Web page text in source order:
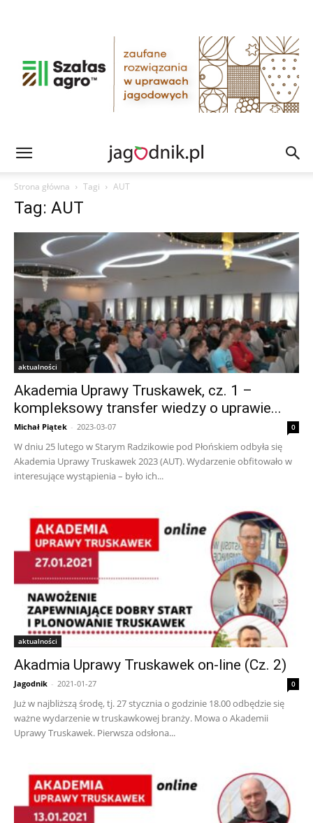
Strona główna Tagi AUT
Tag: AUT
aktualności
Akademia Uprawy Truskawek, cz. 1 –
kompleksowy transfer wiedzy o uprawie...
Michał Piątek - 2023-03-07 0
W dniu 25 lutego w Starym Radzikowie pod Płońskiem odbyła się
Akademia Uprawy Truskawek 2023 (AUT). Wydarzenie obfitowało w
interesujące wystąpienia – było ich...
aktualności
Akadmia Uprawy Truskawek on-line (Cz. 2)
Jagodnik - 2021-01-27 0
Już w najbliższą środę, tj. 27 stycznia o godzinie 18.00 odbędzie się
ważne wydarzenie w truskawkowej branży. Mowa o Akademii
Uprawy Truskawek. Pierwsza odsłona...